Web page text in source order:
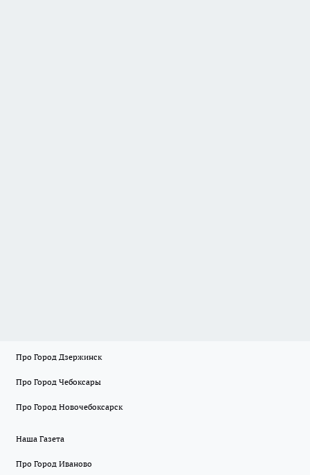
Про Город Дзержинск
Про Город Чебоксары
Про Город Новочебоксарск
Наша Газета
Про Город Иваново